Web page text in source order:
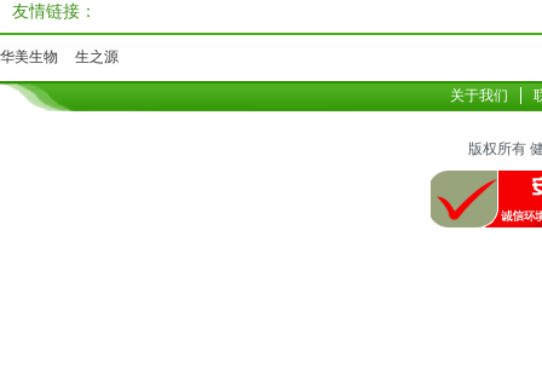
友情链接：
华美生物 生之源
关于我们
版权所有